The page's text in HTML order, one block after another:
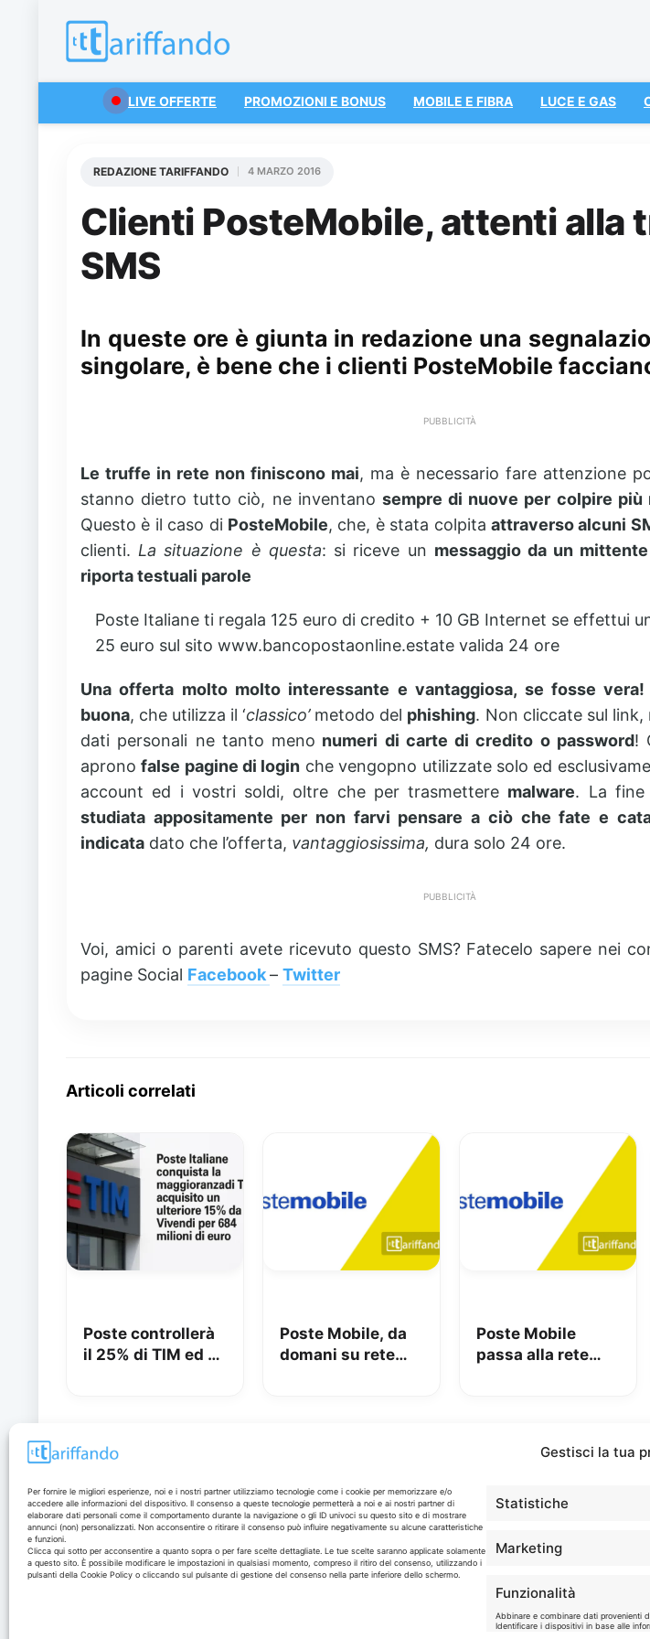
Gestisci la tua
Per fornire le migliori esperienze, noi e i nostri partner utilizziamo tecnologie come i cookie per memorizzare e/o
accedere alle informazioni del dispositivo. Il consenso a queste tecnologie permetterà a noi e ai nostri partner di
elaborare dati personali come il comportamento durante la navigazione o gli ID univoci su questo sito e di mostrare
annunci (non) personalizzati. Non acconsentire o ritirare il consenso può influire negativamente su alcune caratteristiche
e funzioni.
Clicca qui sotto per acconsentire a quanto sopra o per fare scelte dettagliate. Le tue scelte saranno applicate solamente
a questo sito. È possibile modificare le impostazioni in qualsiasi momento, compreso il ritiro del consenso, utilizzando i
pulsanti della Cookie Policy o cliccando sul pulsante di gestione del consenso nella parte inferiore dello schermo.
Statistiche
Marketing
Funzionalità
Abbinare e combinare dati provenienti
Identificare i dispositivi in base alle
LIVE OFFERTE PROMOZIONI E BONUS MOBILE E FIBRA LUCE E GAS
Clienti PosteMobile, attenti alla
SMS
REDAZIONE TARIFFANDO 4 MARZO 2016
In queste ore è giunta in redazione una
singolare, è bene che i clienti PosteMobile
PUBBLICITÀ
Le truffe in rete non finiscono mai, ma è necessario fare attenzione
stanno dietro tutto ciò, ne inventano sempre di nuove per colpire più
Questo è il caso di PosteMobile, che, è stata colpita attraverso alcuni
clienti. La situazione è questa: si riceve un messaggio da un
riporta testuali parole
Poste Italiane ti regala 125 euro di credito + 10 GB Internet se effettui
25 euro sul sito www.bancopostaonline.estate valida 24 ore
Una offerta molto molto interessante e vantaggiosa, se fosse vera!
buona, che utilizza il ‘classico’metodo del phishing. Non cliccate sul
dati personali ne tanto meno numeri di carte di credito o password!
apronofalse pagine di login che vengopno utilizzate solo ed
account ed i vostri soldi, oltre che per trasmettere malware. La fine
studiata appositamente per non farvi pensare a ciò che fate e
indicata dato che l’offerta, vantaggiosissima, dura solo 24 ore.
PUBBLICITÀ
Voi, amici o parenti avete ricevuto questo SMS? Fatecelo sapere nei
pagine Social Facebook– Twitter
Articoli correlati
Poste controllerà
il 25% di TIM ed è
Poste Mobile, da
domani su rete
Poste Mobile
passa alla rete
Disclaimer
I marchi citati appartengono ai rispettivi proprietari. Le
offerte segnalate possono subire variazioni: verifica
sempre le condizioni sui siti ufficiali.
Info
In qualità di Affiliato Amazon ed
un guadagno dagli acquisti idonei.
Note Legali|Cookie Policy